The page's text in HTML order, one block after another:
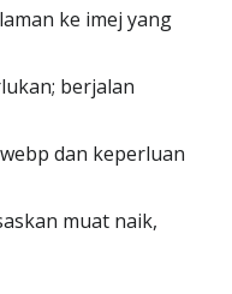
ke imej yang
berjalan
dan keperluan
muat naik,